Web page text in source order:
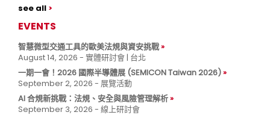
see all
EVENTS
智慧微型交通工具的歐美法規與資安挑戰
August 14, 2026 - 實體研討會 | 台北
一期一會！2026 國際半導體展 (SEMICON Taiwan 2026)
September 2, 2026 - 展覽活動
AI 合規新挑戰：法規、安全與風險管理解析
September 3, 2026 - 線上研討會